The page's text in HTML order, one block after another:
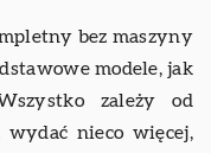
bez maszyny
modele, jak
zależy od
nieco więcej,